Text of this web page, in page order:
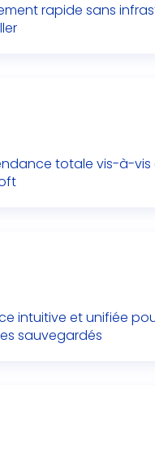
rapide sans
totale vis-à-vis
intuitive et unifiée
sauvegardés